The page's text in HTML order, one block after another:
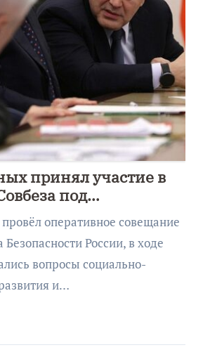
принял участие в
под
Путинаоперативное совещание
России, в ходе
вопросы социально-
и…